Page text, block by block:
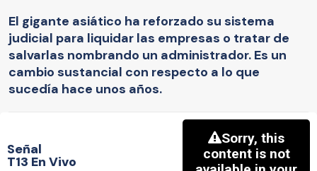
El gigante asiático ha reforzado su sistema
judicial para liquidar las empresas o tratar de
salvarlas nombrando un administrador. Es un
cambio sustancial con respecto a lo que
sucedía hace unos años.
Señal
T13 En Vivo